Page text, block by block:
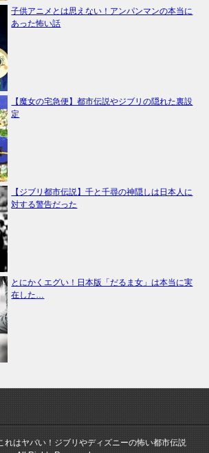
子供アニメとは思えない！アンパンマンの本当に
あった怖い話
【魔女の宅急便】都市伝説やジブリの隠れた裏設
定
【ジブリ都市伝説】千と千尋の神隠しは日本人に
対する警告だった
とにかくエグい！日本版「だるま女」は本当に実
在した…
れはヤバい！ジブリやディズニーの怖い都市伝説